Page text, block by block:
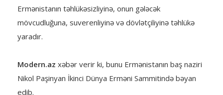
Ermənistanın təhlükəsizliyinə, onun gələcək
mövcudluğuna, suverenliyinə və dövlətçiliyinə təhlükə
yaradır.
Modern.az xəbər verir ki, bunu Ermənistanın baş naziri
Nikol Paşinyan İkinci Dünya Erməni Sammitində bəyan
edib.